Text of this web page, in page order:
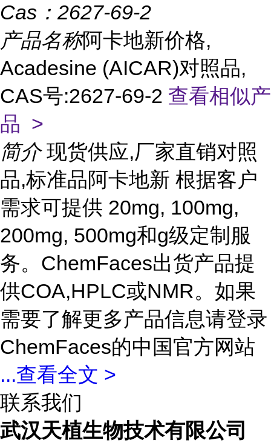
Cas： 2627-69-2
产品名称阿卡地新价格,
Acadesine (AICAR)对照品,
CAS号:2627-69-2 查看相似产
品 >
简介 现货供应,厂家直销对照
品,标准品阿卡地新 根据客户
需求可提供 20mg, 100mg,
200mg, 500mg和g级定制服
务。ChemFaces出货产品提
供COA,HPLC或NMR。如果
需要了解更多产品信息请登录
ChemFaces的中国官方网站
...查看全文 >
联系我们
武汉天植生物技术有限公司